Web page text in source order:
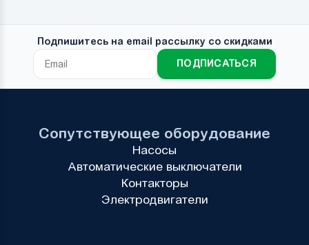
Подпишитесь на email рассылку со скидками
ПОДПИСАТЬСЯ
Сопутствующее оборудование
Насосы
Автоматические выключатели
Контакторы
Электродвигатели